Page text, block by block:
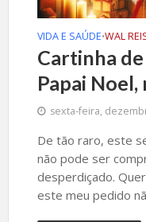
VIDA E SAÚDE•WAL
Cartinha
Papai
sexta-feira,
De tão raro, este
não pode ser
desperdiçado.
este meu pedido